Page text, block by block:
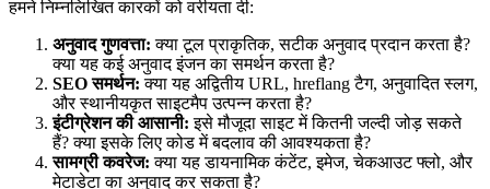
हमने निम्नलिखित कारकों को वरीयता दी:
अनुवाद गुणवत्ता: क्या टूल प्राकृतिक, सटीक अनुवाद प्रदान करता है?
क्या यह कई अनुवाद इंजन का समर्थन करता है?
SEO समर्थन: क्या यह अद्वितीय URL, hreflang टैग, अनुवादित स्लग,
और स्थानीयकृत साइटमैप उत्पन्न करता है?
इंटीग्रेशन की आसानी: इसे मौजूदा साइट में कितनी जल्दी जोड़ सकते
हैं? क्या इसके लिए कोड में बदलाव की आवश्यकता है?
सामग्री कवरेज: क्या यह डायनामिक कंटेंट, इमेज, चेकआउट फ्लो, और
मेटाडेटा का अनुवाद कर सकता है?